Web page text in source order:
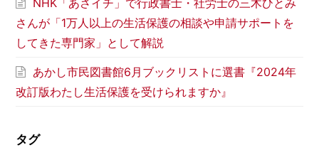
さんが「1万人以上の生活保護の相談や申請サポートを
してきた専門家」として解説
あかし市民図書館6月ブックリストに選書『2024年
改訂版わたし生活保護を受けられますか』
タグ